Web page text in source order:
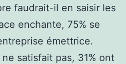
faudrait-il en saisir les
enchante, 75% se
émettrice.
satisfait pas, 31% ont